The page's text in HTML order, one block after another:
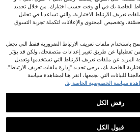
ذاتي الل
المثبت ع
قابل للا
1/4/8 قطع حامل جهاز التحكم عن بعد الم
غناطيسي - رف تخزين جهاز التحكم عن ب
عد، حامل جداري عائم، تركيب بدون ثقب،
حامل جداري لجهاز التحكم عن بعد، رف ت
خزين مغناطيسي مثبت على الجدار في غ
رفة المعيشة، خطاف مغناطيسي قوي، د
عامة مغناطيسية مثبتة على الجدار، رف ت
خزين جهاز التحكم عن بعد، رف شحن الع
ناصر الصغيرة، رف التلفاز والأدوات
JOD 0.60
الخاصة بك في أي وقت حسب اختيارك. من خلال تحديد
تعريف الارتباط الاختيارية، والتي تساعدنا في تحليل
وتخصيص المحتوى والإعلانات لتكملة تجربة التسوق
باستخدام ملفات تعريف الارتباط الضرورية فقط التي تجعل
من تعطيلها عن طريق تغيير إعدادات متصفحك، ولكن قد يؤثر
عن ملفات تعريف الارتباط التي نستخدمها وتعديل
الخاصة بك، يرجى تحديد "إدارة ملفات تعريف الارتباط".
للبيانات التي نجمعها، انقر هنا لمشاهدة سياسة
سياسة الخصوصية الخاصة بنا.
رفض الكل
قبول الكل